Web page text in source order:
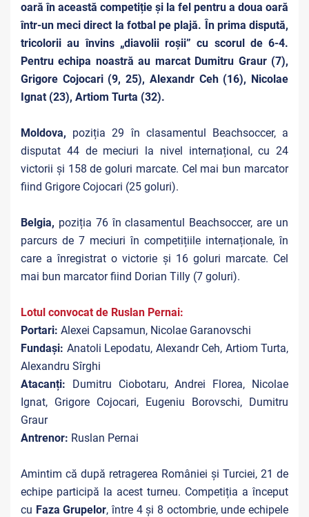
oară în această competiție și la fel pentru a doua oară
într-un meci direct la fotbal pe plajă. În prima dispută,
tricolorii au învins „diavolii roșii” cu scorul de 6-4.
Pentru echipa noastră au marcat Dumitru Graur (7),
Grigore Cojocari (9, 25), Alexandr Ceh (16), Nicolae
Ignat (23), Artiom Turta (32).
Moldova, poziția 29 în clasamentul Beachsoccer, a
disputat 44 de meciuri la nivel internațional, cu 24
victorii și 158 de goluri marcate. Cel mai bun marcator
fiind Grigore Cojocari (25 goluri).
Belgia, poziția 76 în clasamentul Beachsoccer, are un
parcurs de 7 meciuri în competițiile internaționale, în
care a înregistrat o victorie și 16 goluri marcate. Cel
mai bun marcator fiind Dorian Tilly (7 goluri).
Lotul convocat de Ruslan Pernai:
Portari: Alexei Capsamun, Nicolae Garanovschi
Fundași: Anatoli Lepodatu, Alexandr Ceh, Artiom Turta,
Alexandru Sîrghi
Atacanți: Dumitru Ciobotaru, Andrei Florea, Nicolae
Ignat, Grigore Cojocari, Eugeniu Borovschi, Dumitru
Graur
Antrenor: Ruslan Pernai
Amintim că după retragerea României și Turciei, 21 de
echipe participă la acest turneu. Competiția a început
cu Faza Grupelor, între 4 și 8 octombrie, unde echipele